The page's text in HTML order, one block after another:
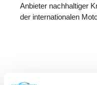
Anbieter nachhaltiger
der internationalen